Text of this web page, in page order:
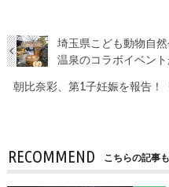
埼玉県こども動物自
温泉のコラボイベン
朝比奈彩、第1子妊娠を報告！
RECOMMEND こちらの記事